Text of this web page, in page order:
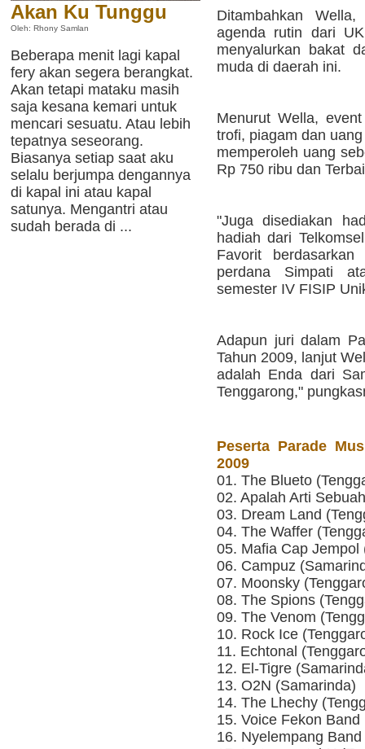
Akan Ku Tunggu
Oleh: Rhony Samlan
Beberapa menit lagi kapal
fery akan segera berangkat.
Akan tetapi mataku masih
saja kesana kemari untuk
mencari sesuatu. Atau lebih
tepatnya seseorang.
Biasanya setiap saat aku
selalu berjumpa dengannya
di kapal ini atau kapal
satunya. Mengantri atau
sudah berada di ...
Ditambahkan
agenda rutin dari
menyalurkan bakat
muda di daerah ini.
Menurut Wella,
trofi, piagam dan
memperoleh uang
Rp 750 ribu dan
"Juga disediakan
hadiah dari
Favorit
perdana Simpati
semester IV FISIP
Adapun juri dalam
Tahun 2009, lanjut
adalah Enda dari
Tenggarong,"
Peserta Parade
2009
01. The Blueto
02. Apalah Arti
03. Dream Land
04. The Waffer
05. Mafia Cap Jempol
06. Campuz
07. Moonsky
08. The Spions
09. The Venom
10. Rock Ice
11. Echtonal
12. El-Tigre
13. O2N (Samarinda)
14. The Lhechy
15. Voice Fekon Band
16. Nyelempang